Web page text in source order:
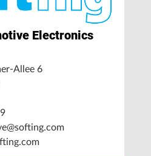
Electronics
Allee 6